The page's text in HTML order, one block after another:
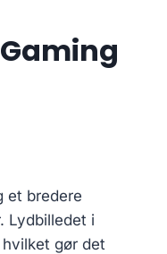
et bredere
Lydbilledet i
gør det